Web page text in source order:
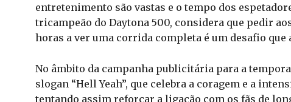
entretenimento são vastas e o tempo dos
tricampeão do Daytona 500, considera que pedir
horas a ver uma corrida completa é um desafio que
No âmbito da campanha publicitária para a
slogan “Hell Yeah”, que celebra a coragem e a
tentando assim reforçar a ligação com os fãs de